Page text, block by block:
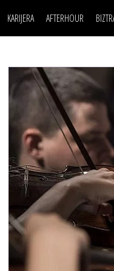
KARIJERA
LJUDI (HR)
MOJ UGAO
USAVRŠAVANJE
KNOW-HOW
AFTERHOUR
KNJIGE
AUTO SVET
STIL
WELLBEING
POSAO
MOJ UGAO
USAVRŠAVANJE
KNOW-HOW
FILM I SCENA
AUTO SVET
STIL
WELLBEING